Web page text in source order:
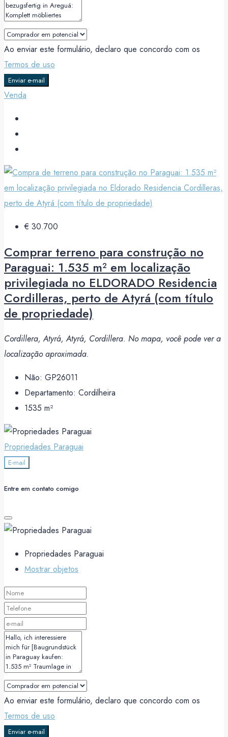
Ao enviar este formulário, declaro que concordo com os
Termos de uso
Enviar e-mail
Venda
€ 30.700
Comprar terreno para construção no
Paraguai: 1.535 m² em localização
privilegiada no ELDORADO Residencia
Cordilleras, perto de Atyrá (com título
de propriedade)
Cordillera, Atyrá, Atyrá, Cordillera. No mapa, você pode ver a
localização aproximada.
Não: GP26011
Departamento: Cordilheira
1535 m²
Propriedades Paraguai
E-mail
Entre em contato comigo
Propriedades Paraguai
Mostrar objetos
Ao enviar este formulário, declaro que concordo com os
Termos de uso
Enviar e-mail